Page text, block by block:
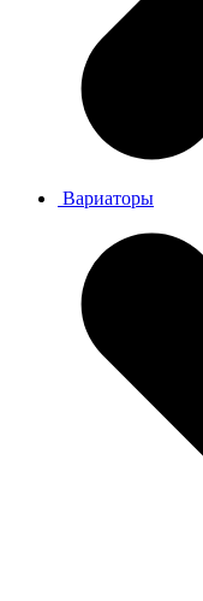
Вариаторы